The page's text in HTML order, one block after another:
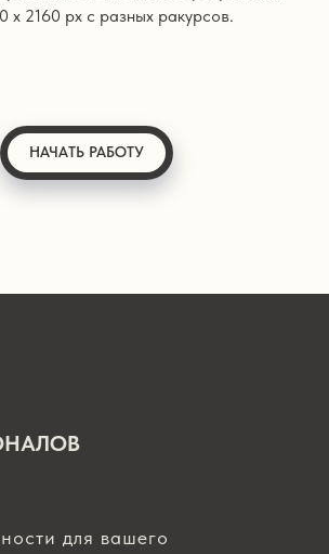
х 2160 px с разных ракурсов.
НАЧАТЬ РАБОТУ
для вашего